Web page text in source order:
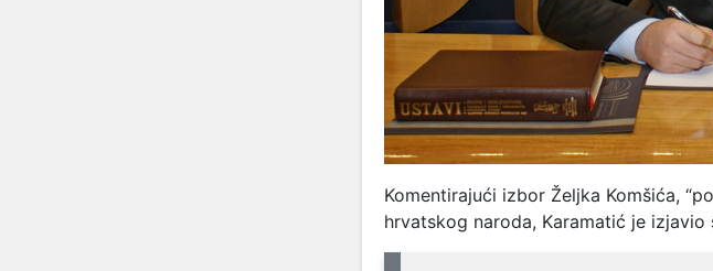
Komentirajući izbor Željka Komšića,
hrvatskog naroda, Karamatić je izjavio